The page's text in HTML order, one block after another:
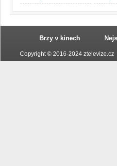
Brzy v kinech
Copyright © 2016-2024 ztelevize.cz